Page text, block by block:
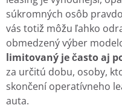
súkromných osôb
vás totiž môžu ľahko
obmedzený výber
limitovaný je často aj
za určitú dobu, osoby,
skončení operatívneho
auta.